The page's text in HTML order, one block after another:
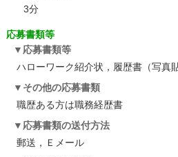
3分
応募書類等
応募書類等
ハローワーク紹介状，履歴書（写真
その他の応募書類
職歴ある方は職務経歴書
応募書類の送付方法
郵送，Ｅメール